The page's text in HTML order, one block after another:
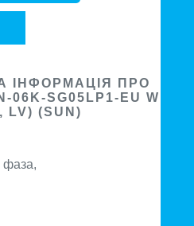
ІНФОРМАЦІЯ ПРО
06K-SG05LP1-EU WIFI
LV) (SUN)